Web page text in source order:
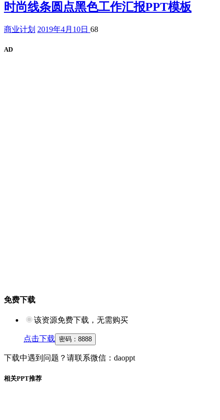
时尚线条圆点黑色工作汇报PPT模板
商业计划 2019年4月10日 68
AD
免费下载
该资源免费下载，无需购买
点击下载 密码： 8888
下载中遇到问题？请联系微信：daoppt
相关PPT推荐